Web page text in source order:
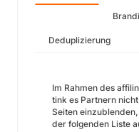
Deduplizierung
Im Rahmen des
tink es Partnern
Seiten
der folgenden Liste